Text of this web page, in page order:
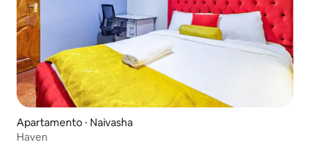
Apartamento ⋅ Naivasha
Haven